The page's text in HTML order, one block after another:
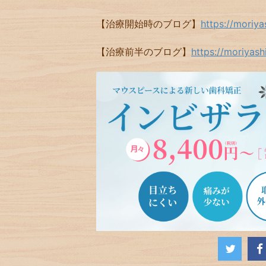
【治療開始時のブログ】 https://
【治療前半のブログ】 https://